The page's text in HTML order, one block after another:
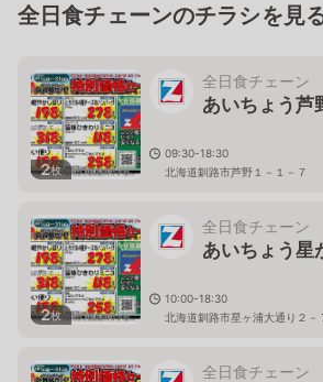
全日食チェーンのチラシを見
2枚
全日食チェーン
あいちょう芦
09:30-18:30
北海道釧路市芦野１－１－７
2枚
全日食チェーン
あいちょう星
10:00-18:30
北海道釧路市星ヶ浦大通り２－
全日食チェーン